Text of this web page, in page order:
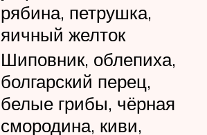
рябина, петрушка,
яичный желток
Шиповник, облепиха,
болгарский перец,
белые грибы, чёрная
смородина, киви,